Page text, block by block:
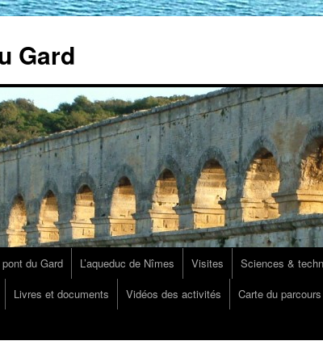
Gard
pont du Gard L’aqueduc de Nîmes Visites Sciences &
Livres et documents Vidéos des activités Carte du